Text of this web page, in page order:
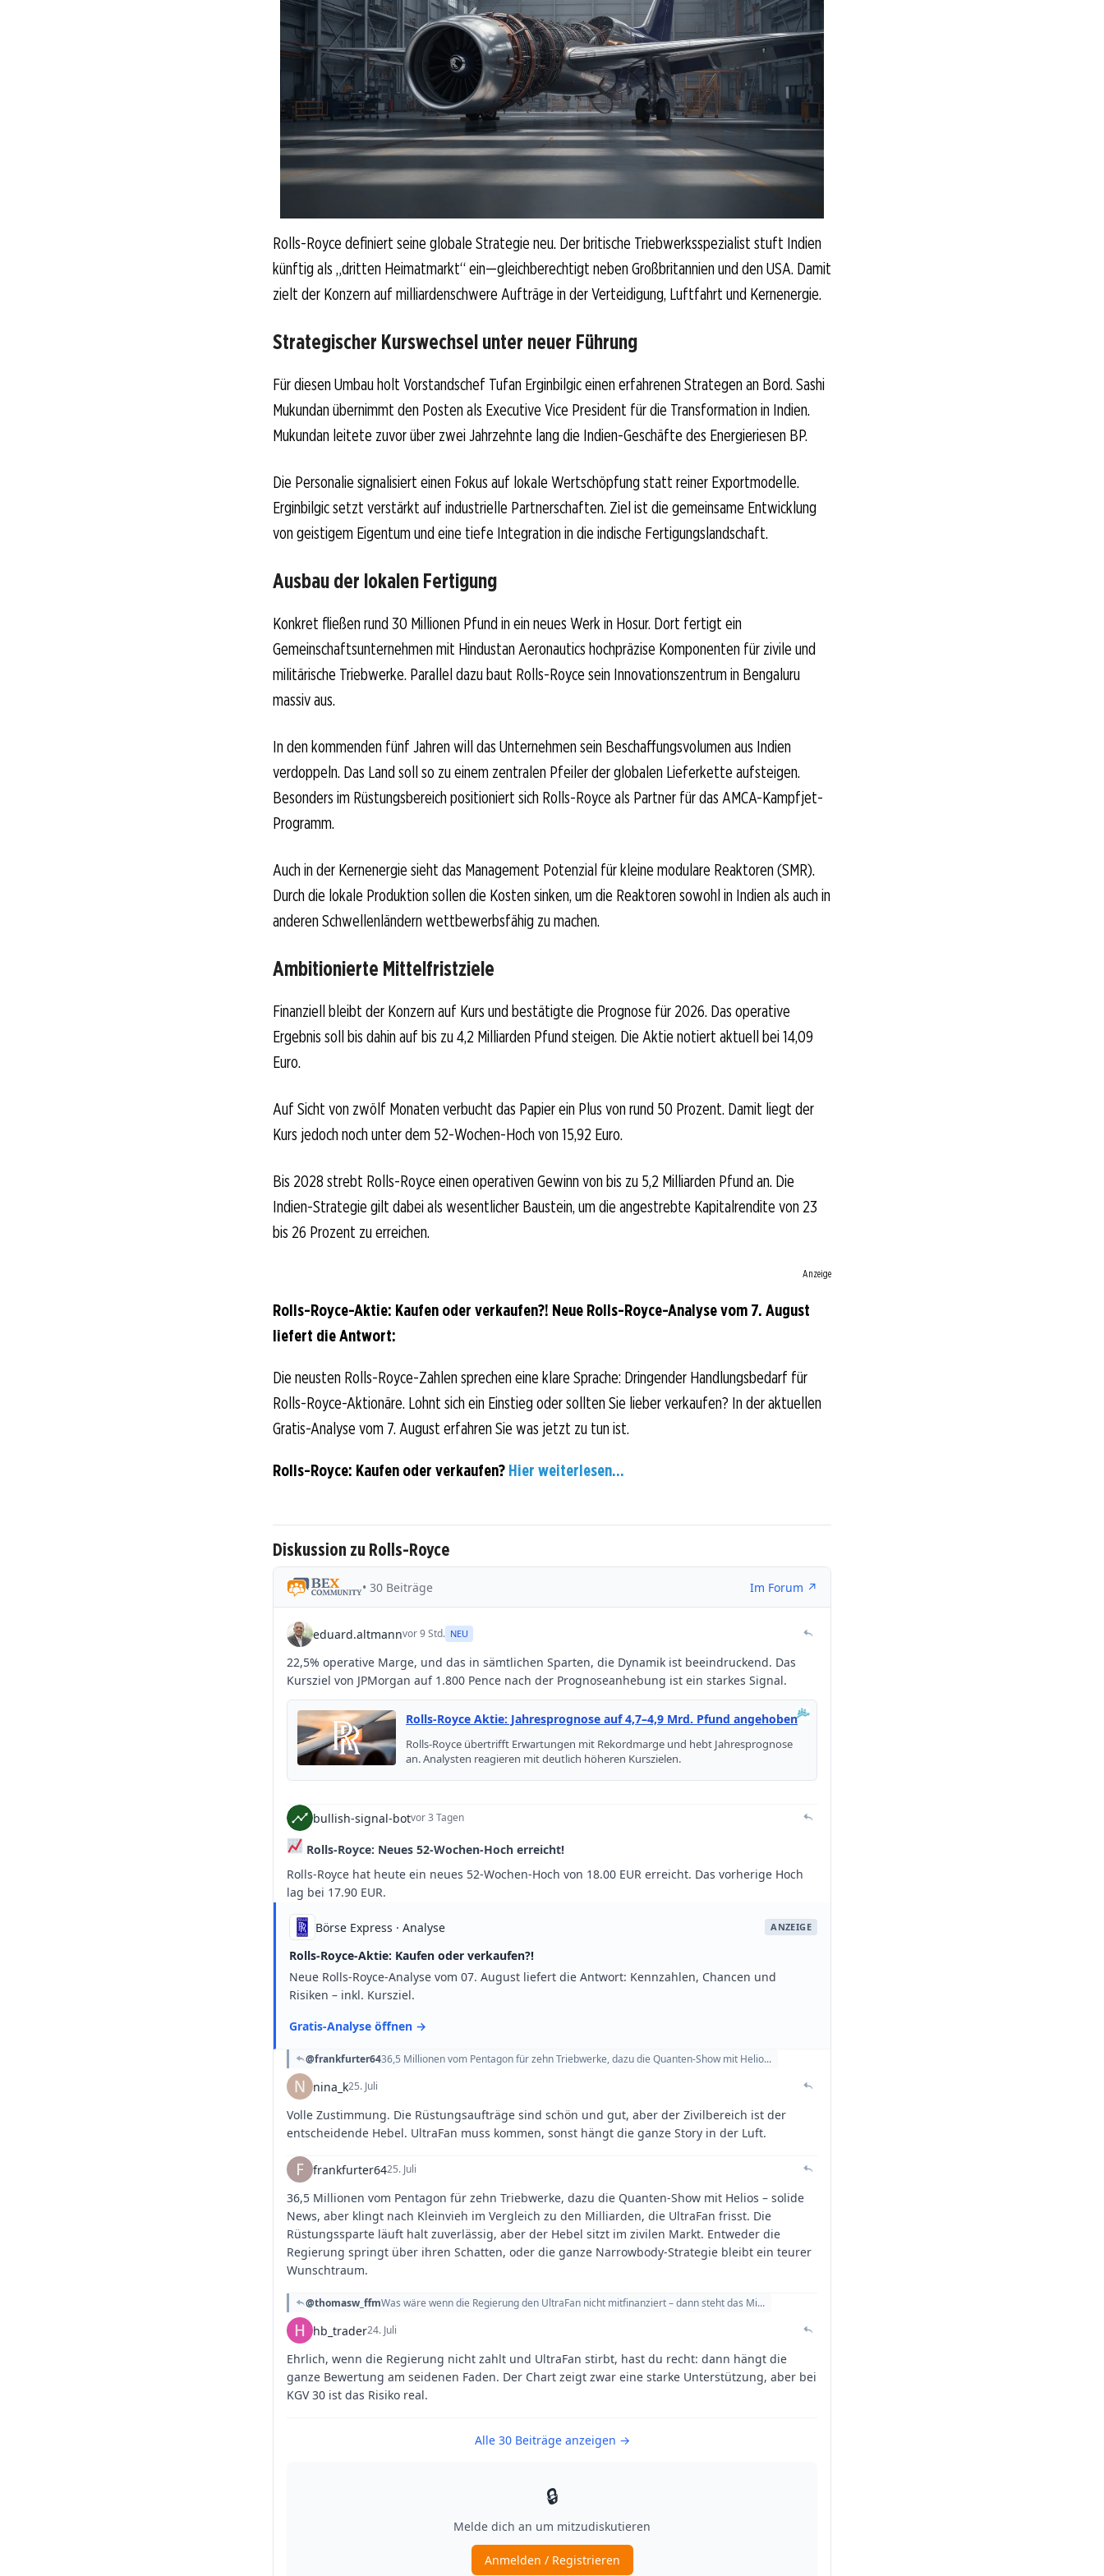
Rolls-Royce definiert seine globale Strategie neu. Der britische Triebwerksspezialist stuft Indien
künftig als „dritten Heimatmarkt“ ein—gleichberechtigt neben Großbritannien und den USA. Damit
zielt der Konzern auf milliardenschwere Aufträge in der Verteidigung, Luftfahrt und Kernenergie.
Strategischer Kurswechsel unter neuer Führung
Für diesen Umbau holt Vorstandschef Tufan Erginbilgic einen erfahrenen Strategen an Bord. Sashi
Mukundan übernimmt den Posten als Executive Vice President für die Transformation in Indien.
Mukundan leitete zuvor über zwei Jahrzehnte lang die Indien-Geschäfte des Energieriesen BP.
Die Personalie signalisiert einen Fokus auf lokale Wertschöpfung statt reiner Exportmodelle.
Erginbilgic setzt verstärkt auf industrielle Partnerschaften. Ziel ist die gemeinsame Entwicklung
von geistigem Eigentum und eine tiefe Integration in die indische Fertigungslandschaft.
Ausbau der lokalen Fertigung
Konkret fließen rund 30 Millionen Pfund in ein neues Werk in Hosur. Dort fertigt ein
Gemeinschaftsunternehmen mit Hindustan Aeronautics hochpräzise Komponenten für zivile und
militärische Triebwerke. Parallel dazu baut Rolls-Royce sein Innovationszentrum in Bengaluru
massiv aus.
In den kommenden fünf Jahren will das Unternehmen sein Beschaffungsvolumen aus Indien
verdoppeln. Das Land soll so zu einem zentralen Pfeiler der globalen Lieferkette aufsteigen.
Besonders im Rüstungsbereich positioniert sich Rolls-Royce als Partner für das AMCA-Kampfjet-
Programm.
Auch in der Kernenergie sieht das Management Potenzial für kleine modulare Reaktoren (SMR).
Durch die lokale Produktion sollen die Kosten sinken, um die Reaktoren sowohl in Indien als auch in
anderen Schwellenländern wettbewerbsfähig zu machen.
Ambitionierte Mittelfristziele
Finanziell bleibt der Konzern auf Kurs und bestätigte die Prognose für 2026. Das operative
Ergebnis soll bis dahin auf bis zu 4,2 Milliarden Pfund steigen. Die Aktie notiert aktuell bei 14,09
Euro.
Auf Sicht von zwölf Monaten verbucht das Papier ein Plus von rund 50 Prozent. Damit liegt der
Kurs jedoch noch unter dem 52-Wochen-Hoch von 15,92 Euro.
Bis 2028 strebt Rolls-Royce einen operativen Gewinn von bis zu 5,2 Milliarden Pfund an. Die
Indien-Strategie gilt dabei als wesentlicher Baustein, um die angestrebte Kapitalrendite von 23
bis 26 Prozent zu erreichen.
Anzeige
Rolls-Royce-Aktie: Kaufen oder verkaufen?! Neue Rolls-Royce-Analyse vom 7. August
liefert die Antwort:
Die neusten Rolls-Royce-Zahlen sprechen eine klare Sprache: Dringender Handlungsbedarf für
Rolls-Royce-Aktionäre. Lohnt sich ein Einstieg oder sollten Sie lieber verkaufen? In der aktuellen
Gratis-Analyse vom 7. August erfahren Sie was jetzt zu tun ist.
Rolls-Royce: Kaufen oder verkaufen? Hier weiterlesen...
Diskussion zu Rolls-Royce